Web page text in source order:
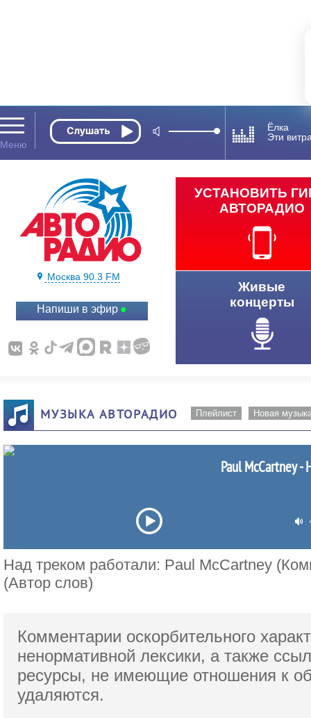
Ёлка
Эти
Москва 90.3 FM
Напиши в эфир
УСТАНОВИТЬ
АВТОРАДИО
Живые
концерты
МУЗЫКА АВТОРАДИО Плейлист Новая
Paul McCartney -
Над треком работали: Paul McCartney
(Автор слов)
Комментарии оскорбительного
ненормативной лексики, а также
ресурсы, не имеющие отношения к
удаляются.